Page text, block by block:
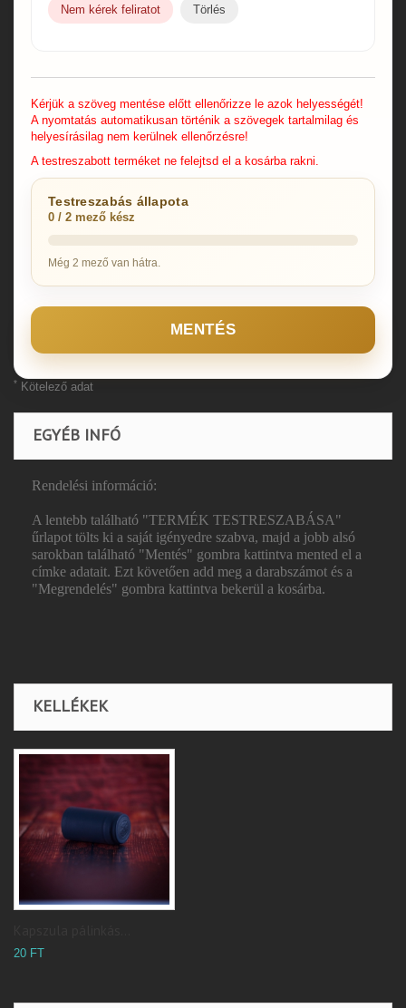
Nem kérek feliratot Törlés
Kérjük a szöveg mentése előtt ellenőrizze le azok helyességét!
A nyomtatás automatikusan történik a szövegek tartalmilag és
helyesírásilag nem kerülnek ellenőrzésre!
A testreszabott terméket ne felejtsd el a kosárba rakni.
Testreszabás állapota
0 / 2 mező kész
Még 2 mező van hátra.
MENTÉS
* Kötelező adat
EGYÉB INFÓ
Rendelési információ:
A lentebb található "TERMÉK TESTRESZABÁSA"
űrlapot tölts ki a saját igényedre szabva, majd a jobb alsó
sarokban található "Mentés" gombra kattintva mented el a
címke adatait. Ezt követően add meg a darabszámot és a
"Megrendelés" gombra kattintva bekerül a kosárba.
KELLÉKEK
20 FT